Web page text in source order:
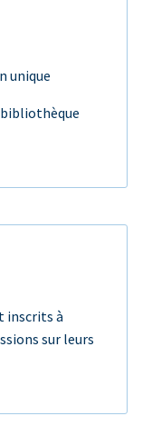
unique
inscrits à
sur leurs